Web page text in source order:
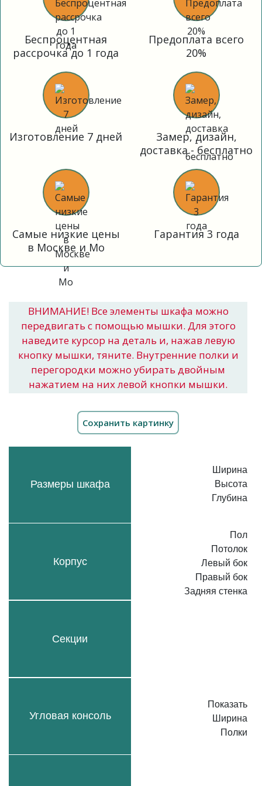
Беспроцентная
рассрочка до 1 года
Предоплата всего
20%
Изготовление 7 дней
Замер, дизайн,
доставка - бесплатно
Самые низкие цены
в Москве и Мо
Гарантия 3 года
ВНИМАНИЕ! Все элементы шкафа можно
передвигать с помощью мышки. Для этого
наведите курсор на деталь и, нажав левую
кнопку мышки, тяните. Внутренние полки и
перегородки можно убирать двойным
нажатием на них левой кнопки мышки.
Размеры шкафа
Корпус
Секции
Угловая консоль
Ширина
Высота
Глубина
Пол
Потолок
Левый бок
Правый бок
Задняя стенка
Показать
Ширина
Полки